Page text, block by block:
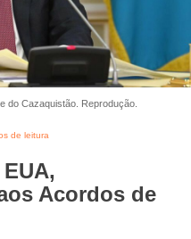
do Cazaquistão. Reprodução.
de leitura
Acordos de